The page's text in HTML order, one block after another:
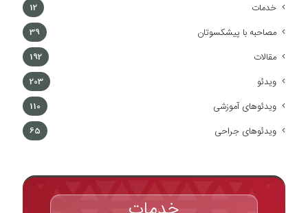
خدمات 12
مصاحبه با پیشکسوتان 39
مقالات 192
ویدئو 203
ویدئوهای آموزشی 110
ویدئوهای جراحی 65